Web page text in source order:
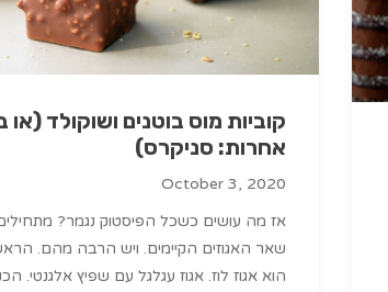
קוביות מוס בוטנים ושוקולד (או
אחרות: סניקרס)
October 3, 2020
אז מה עושים כשכל הפיסטוק נגמר?
שאר האגוזים הקיימים. ויש הרבה מהם.
הוא אגוז לוז. אגוז עגלגל עם שפיץ אלגנטי.